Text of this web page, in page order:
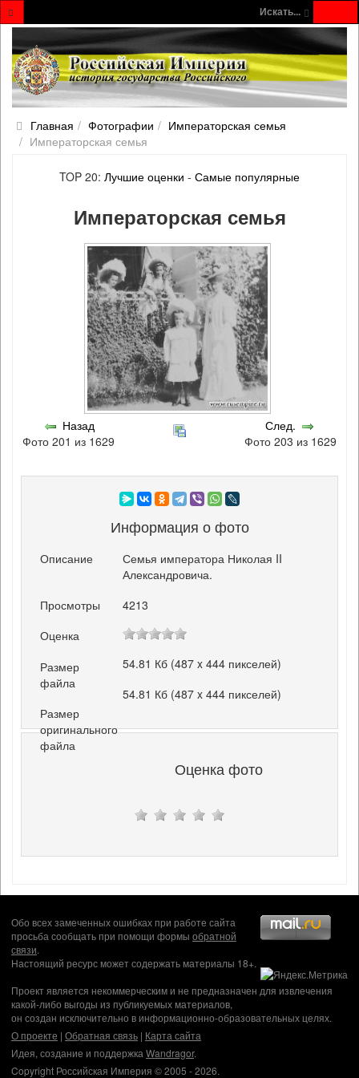
Искать...
Главная Фотографии
Императорская семья
Императорская семья
TOP 20: Лучшие оценки - Самые популярные
Императорская семья
Назад
Фото 201 из 1629
След.
Фото 203 из 1629
Информация о фото
Описание
Семья императора Николая II
Александровича.
Просмотры
4213
Оценка
Размер
файла
54.81 Кб (487 x 444 пикселей)
Размер
оригинального
файла
54.81 Кб (487 x 444 пикселей)
Оценка фото
Обо всех замеченных ошибках при работе сайта
просьба сообщать при помощи формы обратной
связи.
Настоящий ресурс может содержать материалы 18+.
Проект является некоммерческим и не предназначен для извлечения
какой-либо выгоды из публикуемых материалов,
он создан исключительно в информационно-образовательных целях.
О проекте | Обратная связь | Карта сайта
Идея, создание и поддержка Wandragor.
Copyright Российская Империя © 2005 - 2026.